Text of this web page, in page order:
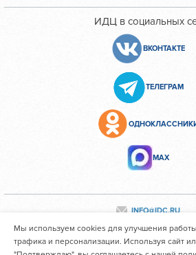
ИДЦ в социальных
ВКОНТАКТЕ
ТЕЛЕГРАМ
МАХ
INFO@IDC.RU
Мы используем cookies для улучшения работы
трафика и персонализации. Используя сайт